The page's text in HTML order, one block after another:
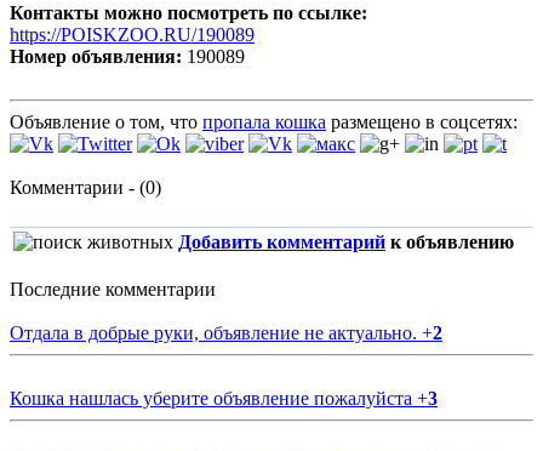
Контакты можно посмотреть по ссылке:
https://POISKZOO.RU/190089
Номер объявления: 190089
Объявление о том, что пропала кошка размещено в соцсетях:
Комментарии - (0)
Добавить комментарий к объявлению
Последние комментарии
Отдала в добрые руки, объявление не актуально. +2
Кошка нашлась уберите объявление пожалуйста +3